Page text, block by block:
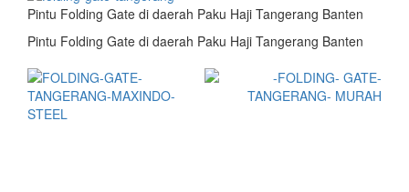
Pintu Folding Gate di daerah Paku Haji Tangerang Banten
Pintu Folding Gate di daerah Paku Haji Tangerang Banten